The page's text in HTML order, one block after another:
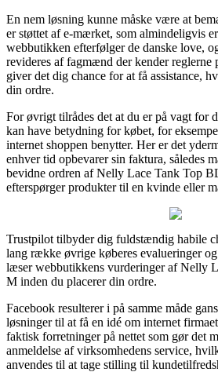
En nem løsning kunne måske være at
er støttet af e-mærket, som almindeligvis
webbutikken efterfølger de danske love,
revideres af fagmænd der kender reglerne
giver det dig chance for at få assistance,
din ordre.
For øvrigt tilrådes det at du er på vagt for
kan have betydning for købet, for
internet shoppen benytter. Her er det
enhver tid opbevarer sin faktura, således
bevidne ordren af Nelly Lace Tank Top
efterspørger produkter til en kvinde eller
Trustpilot tilbyder dig fuldstændig habile
lang række øvrige køberes evalueringer
læser webbutikkens vurderinger af Nelly
M inden du placerer din ordre.
Facebook resulterer i på samme måde
løsninger til at få en idé om internet
faktisk forretninger på nettet som gør det
anmeldelse af virksomhedens service,
anvendes til at tage stilling til